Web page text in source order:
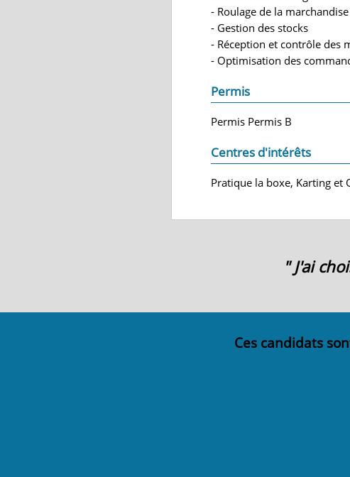
- Roulage de la
- Gestion des stocks
- Réception et contrôle des
- Optimisation des
Permis
Permis Permis B
Centres d'intérêts
Pratique la boxe, Karting et
" J'ai
Ces candidats